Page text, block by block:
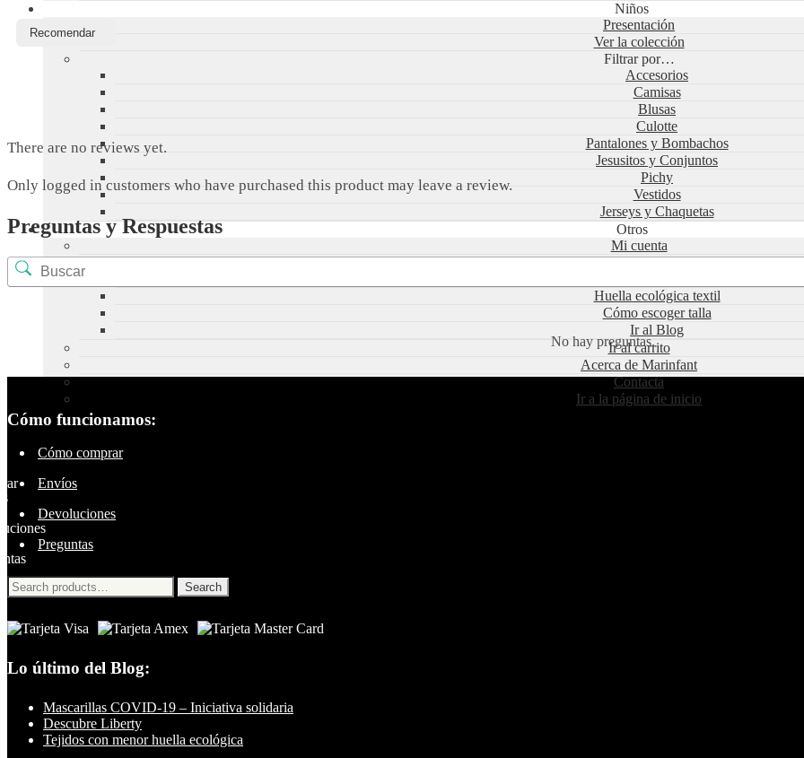
Niños
Presentación
Ver la colección
Filtrar por…
Accesorios
Camisas
Blusas
Culotte
Pantalones y Bombachos
Jesusitos y Conjuntos
Pichy
Vestidos
Jerseys y Chaquetas
Otros
Mi cuenta
Publicaciones
Huella ecológica textil
Cómo escoger talla
Ir al Blog
Ir al carrito
Acerca de Marinfant
Contacta
Ir a la página de inicio
Recomendar
There are no reviews yet.
Only logged in customers who have purchased this product may leave a review.
Preguntas y Respuestas
No hay preguntas.
Cómo funcionamos:
Cómo comprar
Envíos
Devoluciones
Preguntas
Search
for:
Search
Lo último del Blog:
Mascarillas COVID-19 – Iniciativa solidaria
Descubre Liberty
Tejidos con menor huella ecológica